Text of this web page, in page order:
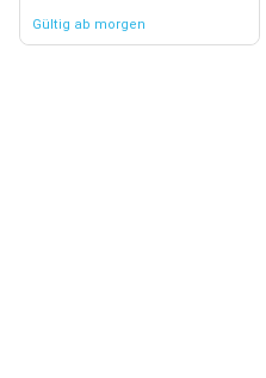
Gültig ab morgen